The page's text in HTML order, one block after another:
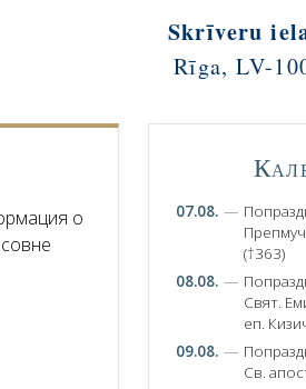
Skrīveru
Rīga, LV-
о
07.08. —
(†363)
08.08. —
Свят.
еп.
09.08. —
Св.